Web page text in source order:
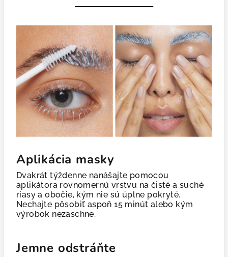
Aplikácia masky
Dvakrát týždenne nanášajte pomocou
aplikátora rovnomernú vrstvu na čisté a suché
riasy a obočie, kým nie sú úplne pokryté.
Nechajte pôsobiť aspoň 15 minút alebo kým
výrobok nezaschne.
Jemne odstráňte